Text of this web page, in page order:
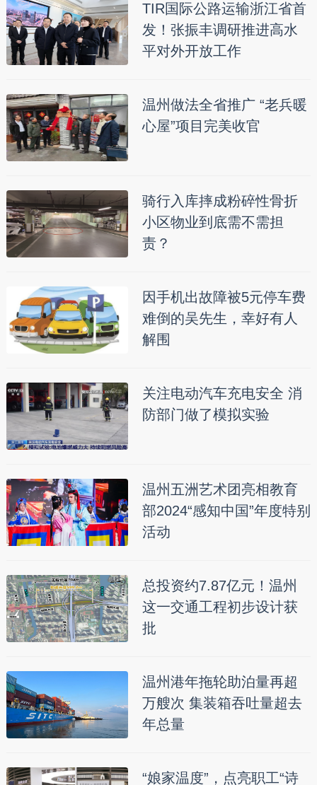
TIR国际公路运输浙江省首
发！张振丰调研推进高水
平对外开放工作
温州做法全省推广 “老兵暖
心屋”项目完美收官
骑行入库摔成粉碎性骨折
小区物业到底需不需担
责？
因手机出故障被5元停车费
难倒的吴先生，幸好有人
解围
关注电动汽车充电安全 消
防部门做了模拟实验
温州五洲艺术团亮相教育
部2024“感知中国”年度特别
活动
总投资约7.87亿元！温州
这一交通工程初步设计获
批
温州港年拖轮助泊量再超
万艘次 集装箱吞吐量超去
年总量
“娘家温度”，点亮职工“诗